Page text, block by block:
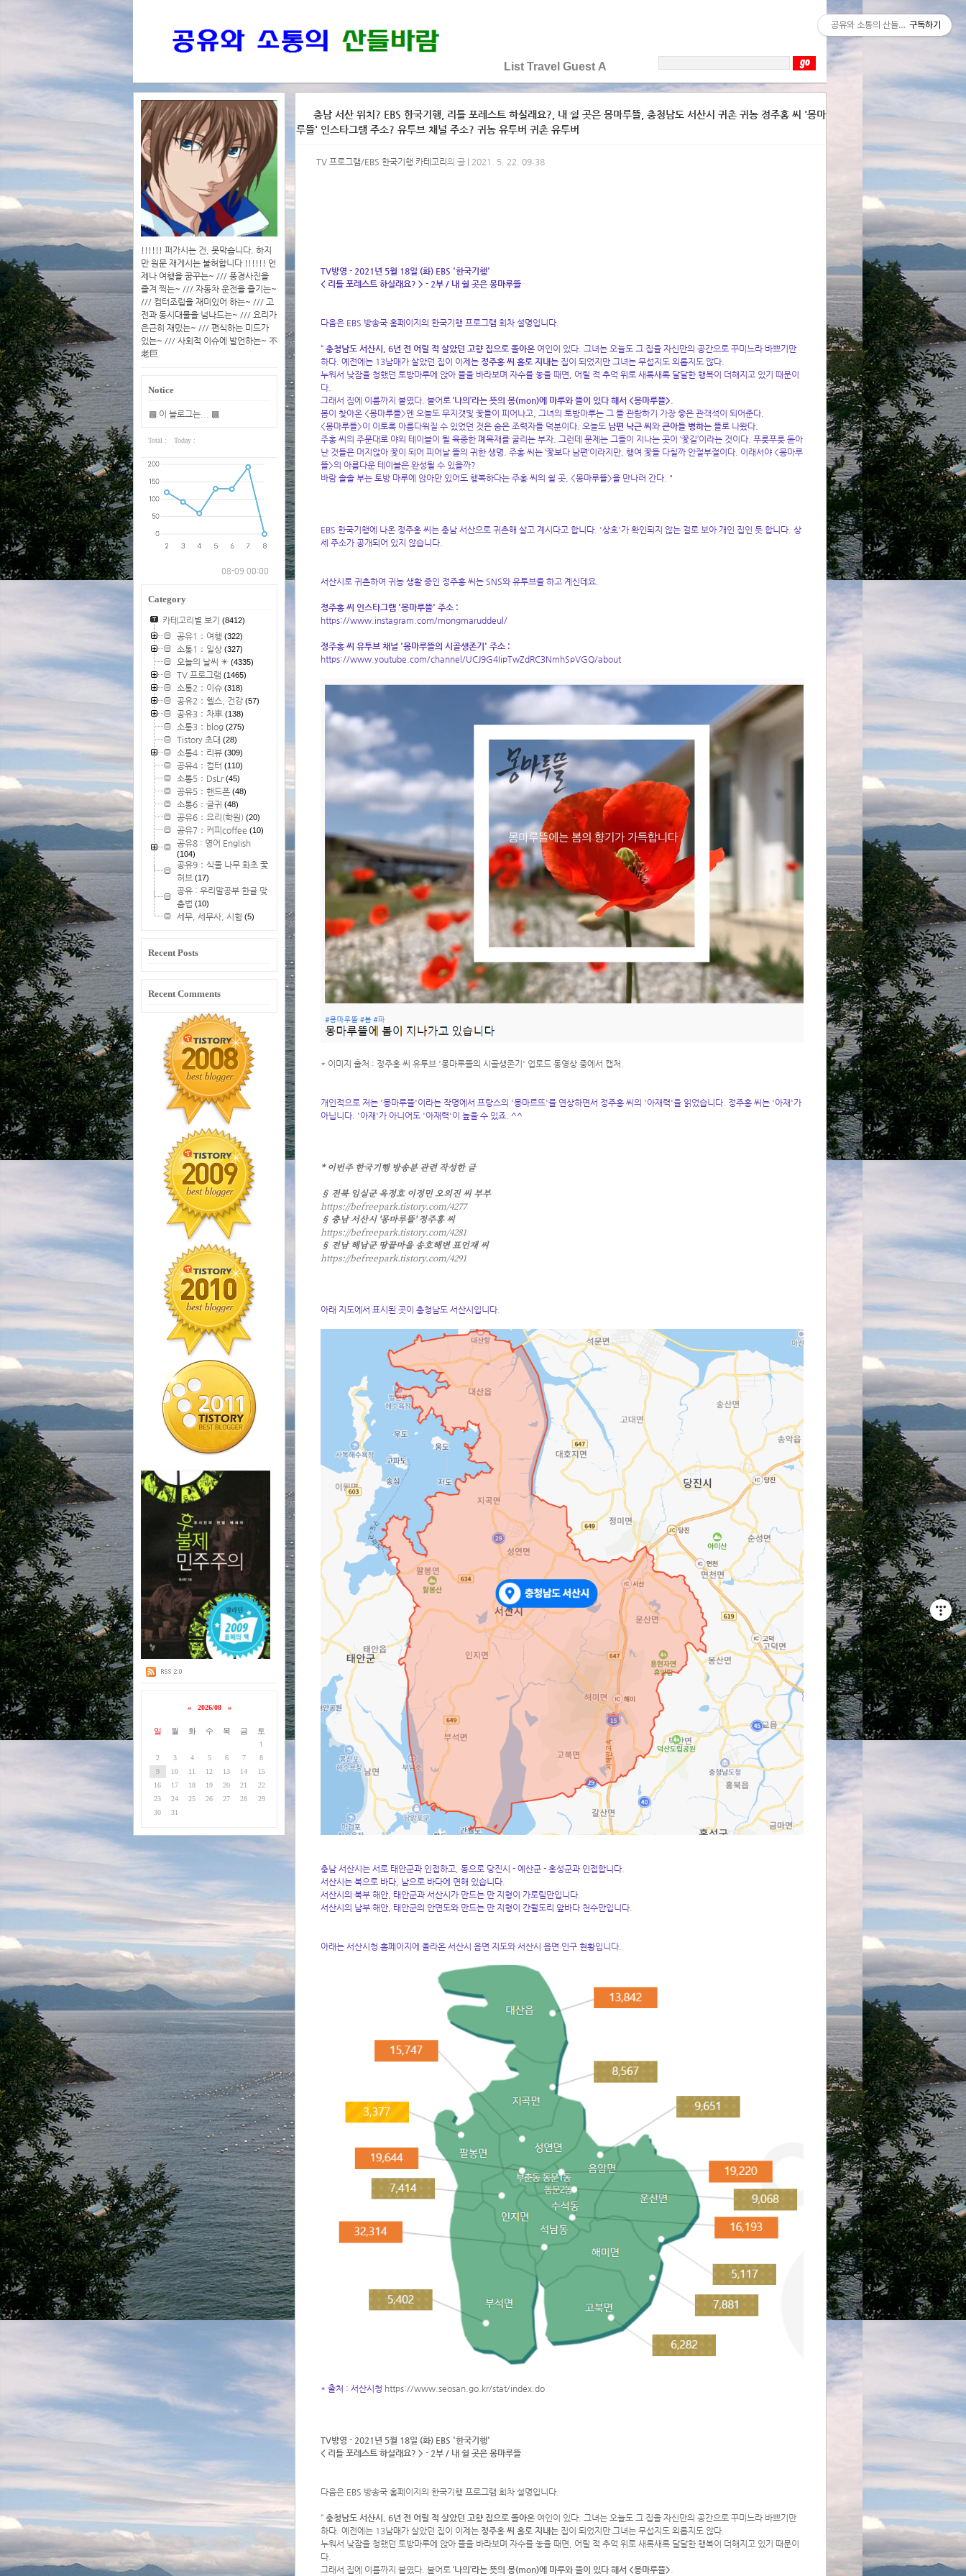
List Travel Guest A
!!!!!! 퍼가시는 건, 못막습니다. 하지
만 원문 재게시는 불허합니다 !!!!!! 언
제나 여행을 꿈꾸는~ /// 풍경사진을
즐겨 찍는~ /// 자동차 운전을 즐기는~
/// 컴터조립을 재미있어 하는~ /// 고
전과 동시대물을 넘나드는~ /// 요리가
은근히 재밌는~ /// 편식하는 미드가
있는~ /// 사회적 이슈에 발언하는~ 不
老巨
Notice
▩ 이 블로그는... ▩
Total : Today :
08-09 00:00
Category
카테고리별 보기 (8412)
공유1：여행 (322)
소통1：일상(327)
오늘의 날씨 ☀ (4335)
TV 프로그램 (1465)
소통2：이슈(318)
공유2：헬스, 건강(57)
공유3：차車(138)
소통3：blog(275)
Tistory 초대 (28)
소통4：리뷰(309)
공유4：컴터 (110)
소통5：DsLr(45)
공유5：핸드폰(48)
소통6：글귀 (48)
공유6：요리(학원)(20)
공유7：커피coffee (10)
공유8 : 영어 English
(104)
공유9：식물 나무 화초 꽃
허브 (17)
공유 : 우리말공부 한글 맞
춤법 (10)
세무, 세무사, 시험 (5)
Recent Posts
Recent Comments
« 2026/08 »
일 월 화 수 목 금 토
1
2
3 4 5 6 7
8
9
10 11 12 13 14
15
16
17 18 19 20 21
22
23
24 25 26 27 28
29
30
31
충남 서산 위치? EBS 한국기행, 리틀 포레스트 하실래요?, 내 쉴 곳은 몽마루뜰, 충청남도 서산시 귀촌 귀농 정주홍 씨 '몽마
루뜰' 인스타그램 주소? 유투브 채널 주소? 귀농 유투버 귀촌 유투버
TV 프로그램/EBS 한국기행 카테고리 의 글 | 2021. 5. 22. 09:38
TV방영 - 2021년 5월 18일 (화) EBS '한국기행'
< 리틀 포레스트 하실래요? > - 2부 / 내 쉴 곳은 몽마루뜰
다음은 EBS 방송국 홈페이지의 한국기행 프로그램 회차 설명입니다.
“ 충청남도 서산시, 6년 전 어릴 적 살았던 고향 집으로 돌아온여인이 있다. 그녀는 오늘도 그 집을 자신만의 공간으로 꾸미느라 바쁘기만
하다. 예전에는 13남매가 살았던 집이 이제는 정주홍 씨 홀로 지내는집이 되었지만 그녀는 무섭지도 외롭지도 않다.
누워서 낮잠을 청했던 토방마루에 앉아 뜰을 바라보며 자수를 놓을 때면, 어릴 적 추억 위로 새록새록 달달한 행복이 더해지고 있기 때문이
다.
그래서 집에 이름까지 붙였다. 불어로 ‘나의’라는 뜻의 몽(mon)에 마루와 뜰이 있다 해서 <몽마루뜰>
봄이 찾아온 <몽마루뜰>엔 오늘도 무지갯빛 꽃들이 피어나고, 그녀의 토방마루는 그 뜰 관람하기 가장 좋은 관객석이 되어준다.
<몽마루뜰>이 이토록 아름다워질 수 있었던 것은 숨은 조력자들 덕분이다. 오늘도 남편 낙근 씨 와 큰아들 병하는 뜰로 나왔다.
주홍 씨의 주문대로 야외 테이블이 될 육중한 폐목재를 굴리는 부자. 그런데 문제는 그들이 지나는 곳이 ‘꽃길’이라는 것이다. 푸릇푸릇 돋아
난 것들은 머지않아 꽃이 되어 피어날 뜰의 귀한 생명. 주홍 씨는 ‘꽃보다 남편’이라지만, 행여 꽃들 다칠까 안절부절이다. 이래서야 <몽마루
뜰>의 아름다운 테이블은 완성될 수 있을까?
바람 솔솔 부는 토방 마루에 앉아만 있어도 행복하다는 주홍 씨의 쉴 곳, <몽마루뜰>을 만나러 간다. "
EBS 한국기행에 나온 정주홍 씨는 충남 서산으로 귀촌해 살고 계시다고 합니다. '상호'가 확인되지 않는 걸로 보아 개인 집인 듯 합니다. 상
세 주소가 공개되어 있지 않습니다.
서산시로 귀촌하여 귀농 생활 중인 정주홍 씨는 SNS와 유투브를 하고 계신데요.
정주홍 씨 인스타그램 '몽마루뜰' 주소 :
https://www.instagram.com/mongmaruddeul/
정주홍 씨 유투브 채널 '몽마루뜰의 시골생존기' 주소 :
https://www.youtube.com/channel/UCJ9G4IipTwZdRC3NmhSpVGQ/about
* 이미지 출처 : 정주홍 씨 유투브 '몽마루뜰의 시골생존기' 업로드 동영상 중에서 캡처.
개인적으로 저는 '몽마루뜰'이라는 작명에서 프랑스의 '몽마르뜨'를 연상하면서 정주홍 씨의 '아재력'을 읽었습니다. 정주홍 씨는 '아재'가
아닙니다. '아재'가 아니어도 '아재력'이 높을 수 있죠. ^^
* 이번주 한국기행 방송분 관련 작성한 글
§ 전북 임실군 옥정호 이정민 오의진 씨 부부
https://befreepark.tistory.com/4277
§ 충남 서산시 '몽마루뜰' 정주홍 씨
https://befreepark.tistory.com/4281
§ 전남 해남군 땅끝마을 송호해변 표언재 씨
https://befreepark.tistory.com/4291
아래 지도에서 표시된 곳이 충청남도 서산시입니다.
충남 서산시는 서로 태안군과 인접하고, 동으로 당진시 - 예산군 - 홍성군과 인접합니다.
서산시는 북으로 바다, 남으로 바다에 면해 있습니다.
서산시의 북부 해안, 태안군과 서산시가 만드는 만 지형이 가로림만입니다.
서산시의 남부 해안, 태안군의 안면도와 만드는 만 지형이 간월도리 앞바다 천수만입니다.
아래는 서산시청 홈페이지에 올라온 서산시 읍면 지도와 서산시 읍면 인구 현황입니다.
* 출처 : 서산시청 https://www.seosan.go.kr/stat/index.do
TV방영 - 2021년 5월 18일 (화) EBS '한국기행'
< 리틀 포레스트 하실래요? > - 2부 / 내 쉴 곳은 몽마루뜰
다음은 EBS 방송국 홈페이지의 한국기행 프로그램 회차 설명입니다.
“ 충청남도 서산시, 6년 전 어릴 적 살았던 고향 집으로 돌아온여인이 있다. 그녀는 오늘도 그 집을 자신만의 공간으로 꾸미느라 바쁘기만
하다. 예전에는 13남매가 살았던 집이 이제는 정주홍 씨 홀로 지내는집이 되었지만 그녀는 무섭지도 외롭지도 않다.
누워서 낮잠을 청했던 토방마루에 앉아 뜰을 바라보며 자수를 놓을 때면, 어릴 적 추억 위로 새록새록 달달한 행복이 더해지고 있기 때문이
다.
그래서 집에 이름까지 붙였다. 불어로 ‘나의’라는 뜻의 몽(mon)에 마루와 뜰이 있다 해서 <몽마루뜰>
공유와 소통의 산들바람구독하기